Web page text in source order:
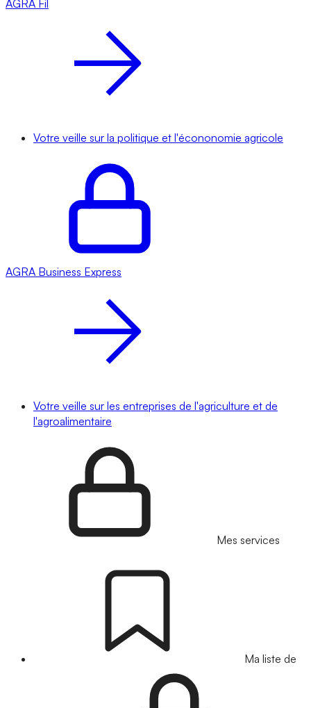
AGRA Fil
Votre veille sur la politique et l'écononomie agricole
AGRA Business Express
Votre veille sur les entreprises de l'agriculture et de
l'agroalimentaire
Mes services
Ma liste de